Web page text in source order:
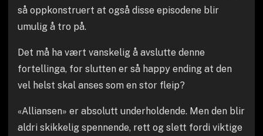
så oppkonstruert at også disse episodene blir
umulig å tro på.
Det må ha vært vanskelig å avslutte denne
fortellinga, for slutten er så happy ending at den
vel helst skal anses som en stor fleip?
«Alliansen» er absolutt underholdende. Men den blir
aldri skikkelig spennende, rett og slett fordi viktige